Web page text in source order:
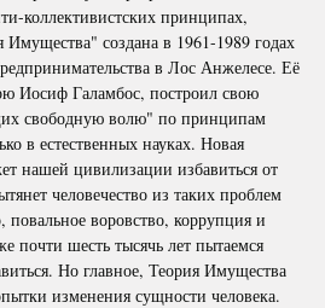
коллективистских принципах,
Имущества" создана в 1961-1989 годах
в Лос Анжелесе. Её
Иосиф Галамбос, построил свою
свободную волю" по принципам
в естественных науках. Новая
нашей цивилизации избавиться от
человечество из таких проблем
повальное воровство, коррупция и
почти шесть тысячь лет пытаемся
Но главное, Теория Имущества
изменения сущности человека.